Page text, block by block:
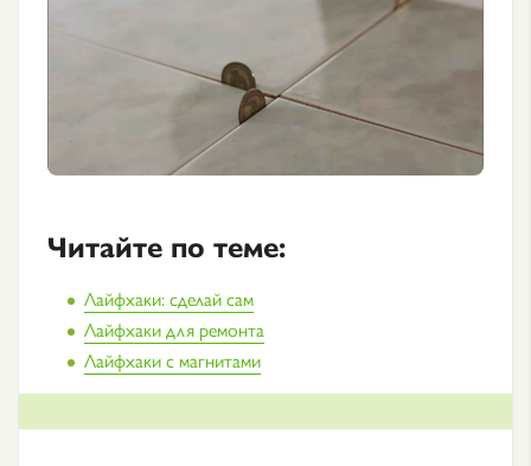
Читайте по теме:
Лайфхаки: сделай сам
Лайфхаки для ремонта
Лайфхаки с магнитами